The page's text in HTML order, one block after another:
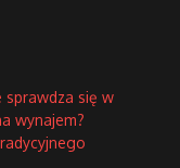
sprawdza się w
wynajem?